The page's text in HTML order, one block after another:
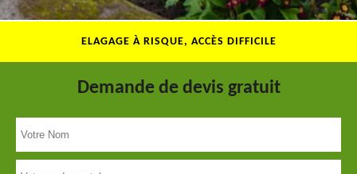
ELAGAGE À RISQUE, ACCÈS DIFFICILE
Demande de devis gratuit